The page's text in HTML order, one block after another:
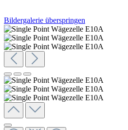
Bildergalerie überspringen